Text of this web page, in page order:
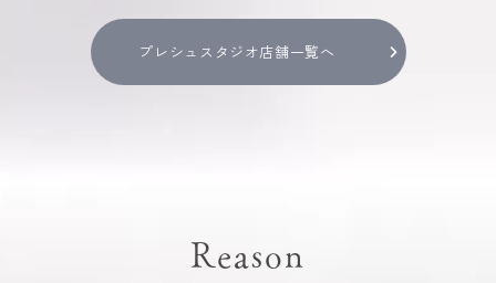
プレシュスタジオ店舗一覧へ
Reason